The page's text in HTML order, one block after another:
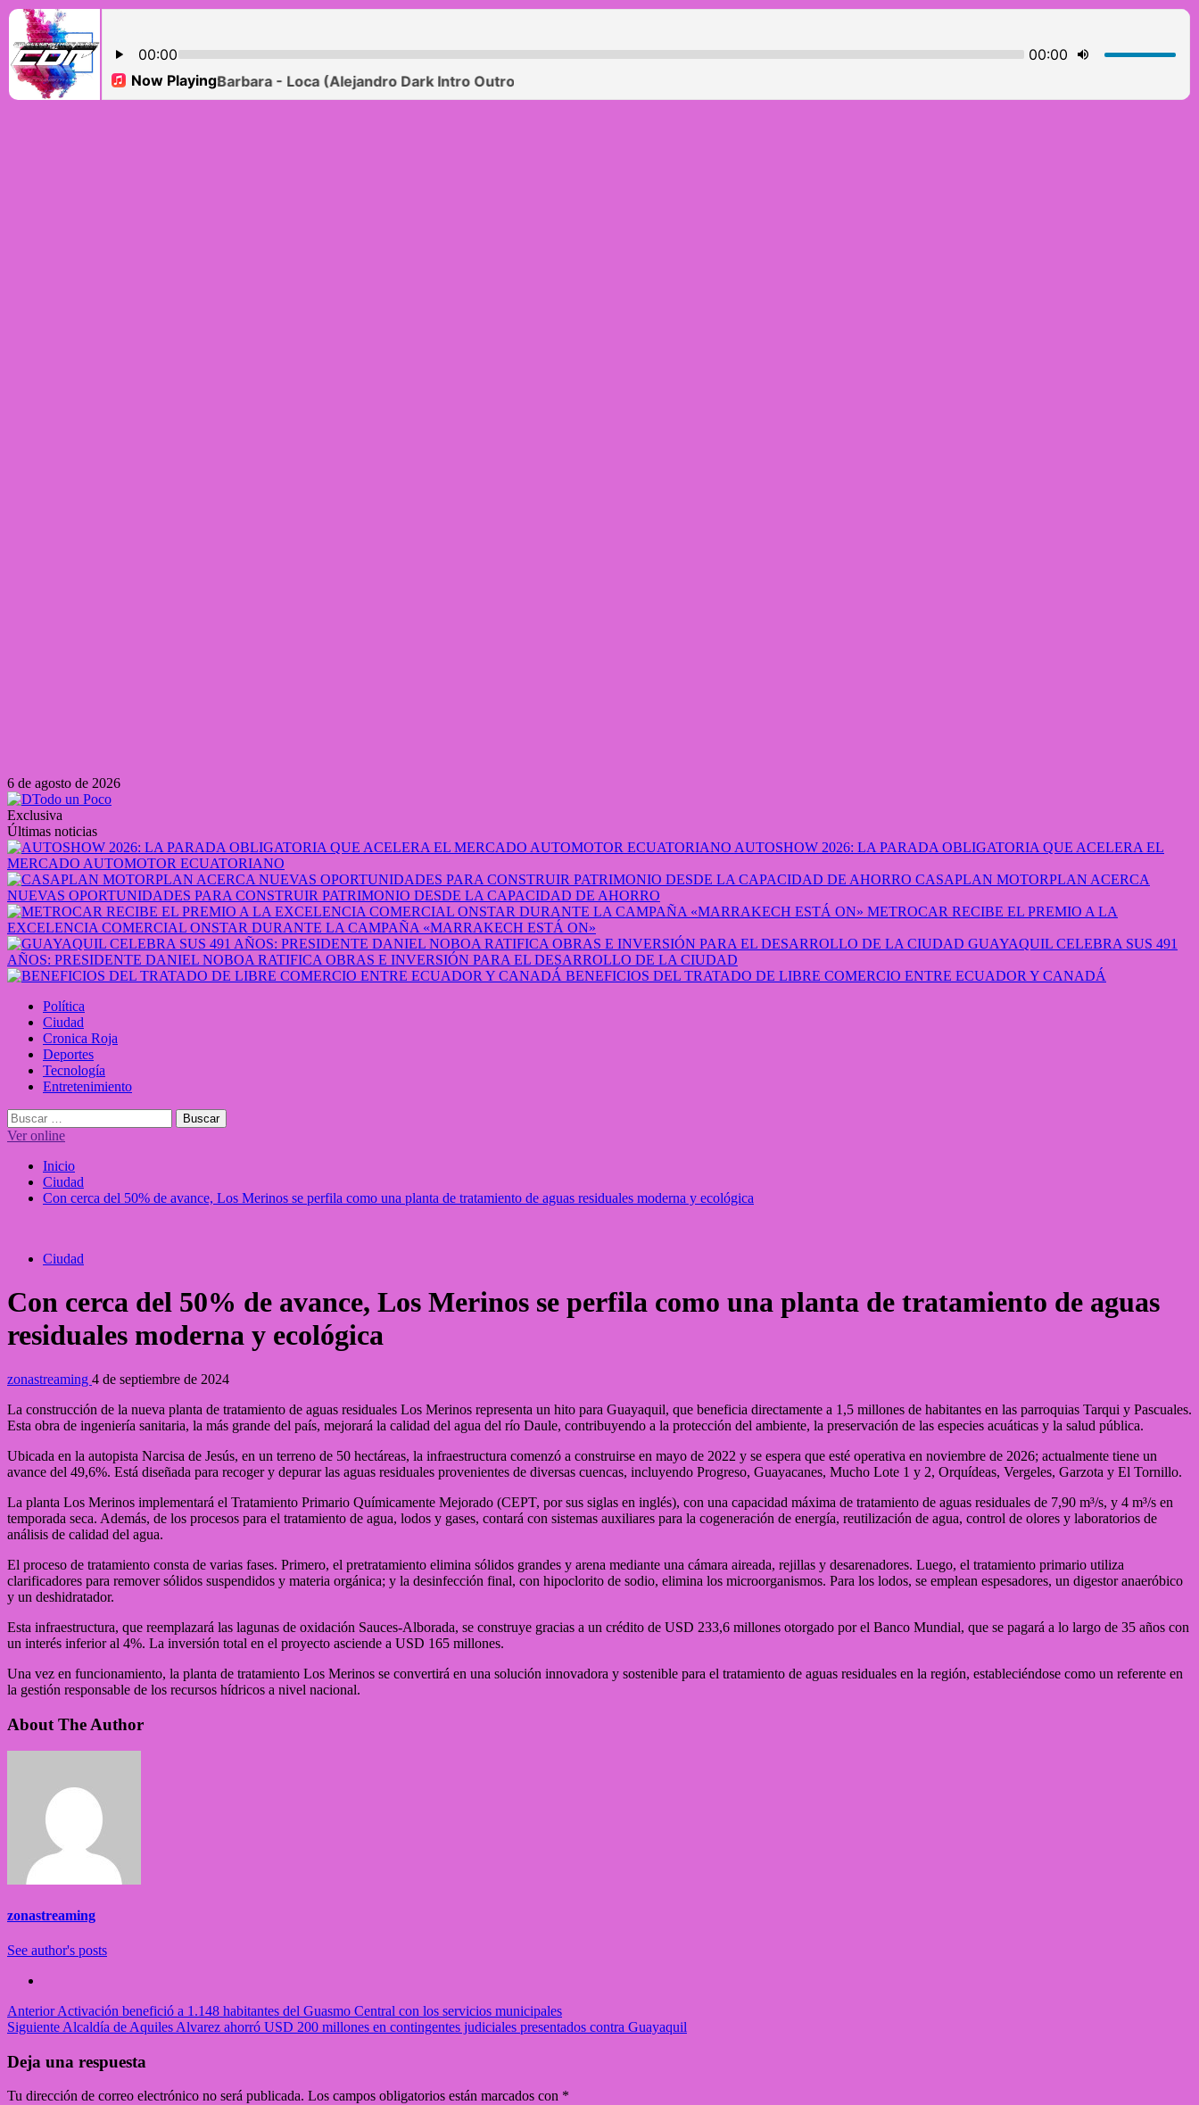
Saltar
al
contenido
6 de agosto de 2026
Exclusiva
Últimas noticias
AUTOSHOW 2026: LA PARADA OBLIGATORIA QUE ACELERA EL
MERCADO AUTOMOTOR ECUATORIANO
CASAPLAN MOTORPLAN ACERCA
NUEVAS OPORTUNIDADES PARA CONSTRUIR PATRIMONIO DESDE LA CAPACIDAD DE AHORRO
METROCAR RECIBE EL PREMIO A LA
EXCELENCIA COMERCIAL ONSTAR DURANTE LA CAMPAÑA «MARRAKECH ESTÁ ON»
GUAYAQUIL CELEBRA SUS 491
AÑOS: PRESIDENTE DANIEL NOBOA RATIFICA OBRAS E INVERSIÓN PARA EL DESARROLLO DE LA CIUDAD
BENEFICIOS DEL TRATADO DE LIBRE COMERCIO ENTRE ECUADOR Y CANADÁ
Menú
principal
Política
Ciudad
Cronica Roja
Deportes
Tecnología
Entretenimiento
Buscar:
Ver online
Inicio
Ciudad
Con cerca del 50% de avance, Los Merinos se perfila como una planta de tratamiento de aguas residuales moderna y ecológica
Ciudad
Con cerca del 50% de avance, Los Merinos se perfila como una planta de tratamiento de aguas
residuales moderna y ecológica
zonastreaming 4 de septiembre de 2024
La construcción de la nueva planta de tratamiento de aguas residuales Los Merinos representa un hito para Guayaquil, que beneficia directamente a 1,5 millones de habitantes en las parroquias Tarqui y Pascuales.
Esta obra de ingeniería sanitaria, la más grande del país, mejorará la calidad del agua del río Daule, contribuyendo a la protección del ambiente, la preservación de las especies acuáticas y la salud pública.
Ubicada en la autopista Narcisa de Jesús, en un terreno de 50 hectáreas, la infraestructura comenzó a construirse en mayo de 2022 y se espera que esté operativa en noviembre de 2026; actualmente tiene un
avance del 49,6%. Está diseñada para recoger y depurar las aguas residuales provenientes de diversas cuencas, incluyendo Progreso, Guayacanes, Mucho Lote 1 y 2, Orquídeas, Vergeles, Garzota y El Tornillo.
La planta Los Merinos implementará el Tratamiento Primario Químicamente Mejorado (CEPT, por sus siglas en inglés), con una capacidad máxima de tratamiento de aguas residuales de 7,90 m³/s, y 4 m³/s en
temporada seca. Además, de los procesos para el tratamiento de agua, lodos y gases, contará con sistemas auxiliares para la cogeneración de energía, reutilización de agua, control de olores y laboratorios de
análisis de calidad del agua.
El proceso de tratamiento consta de varias fases. Primero, el pretratamiento elimina sólidos grandes y arena mediante una cámara aireada, rejillas y desarenadores. Luego, el tratamiento primario utiliza
clarificadores para remover sólidos suspendidos y materia orgánica; y la desinfección final, con hipoclorito de sodio, elimina los microorganismos. Para los lodos, se emplean espesadores, un digestor anaeróbico
y un deshidratador.
Esta infraestructura, que reemplazará las lagunas de oxidación Sauces-Alborada, se construye gracias a un crédito de USD 233,6 millones otorgado por el Banco Mundial, que se pagará a lo largo de 35 años con
un interés inferior al 4%. La inversión total en el proyecto asciende a USD 165 millones.
Una vez en funcionamiento, la planta de tratamiento Los Merinos se convertirá en una solución innovadora y sostenible para el tratamiento de aguas residuales en la región, estableciéndose como un referente en
la gestión responsable de los recursos hídricos a nivel nacional.
About The Author
zonastreaming
See author's posts
Post
navigation
AnteriorActivación benefició a 1.148 habitantes del Guasmo Central con los servicios municipales
Siguiente Alcaldía de Aquiles Alvarez ahorró USD 200 millones en contingentes judiciales presentados contra Guayaquil
Deja una respuesta
Tu dirección de correo electrónico no será publicada. Los campos obligatorios están marcados con *